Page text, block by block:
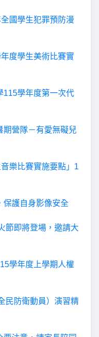
國學生犯罪預防漫
度學生美術比賽實
115學年度第一次代
期營隊－有愛無礙兒
樂比賽實施要點」1
保護自身影像安全
節即將登場，邀請大
學年度上學期人權
民防衛動員）演習精